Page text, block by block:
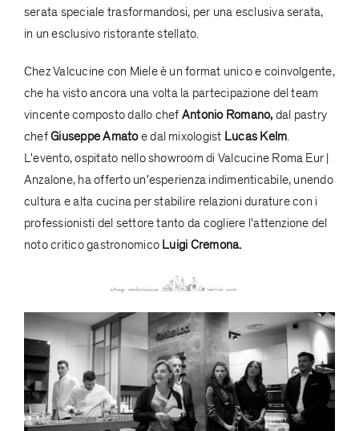
serata speciale trasformandosi, per una esclusiva serata,
in un esclusivo ristorante stellato.
Chez Valcucine con Miele è un format unico e coinvolgente,
che ha visto ancora una volta la partecipazione del team
vincente composto dallo chef Antonio Romano, dal pastry
chefGiuseppe Amatoe dal mixologist Lucas Kelm.
L'evento, ospitato nello showroom di Valcucine Roma Eur |
Anzalone, ha offerto un'esperienza indimenticabile, unendo
cultura e alta cucina per stabilire relazioni durature con i
professionisti del settore tanto da cogliere l'attenzione del
noto critico gastronomico Luigi Cremona.